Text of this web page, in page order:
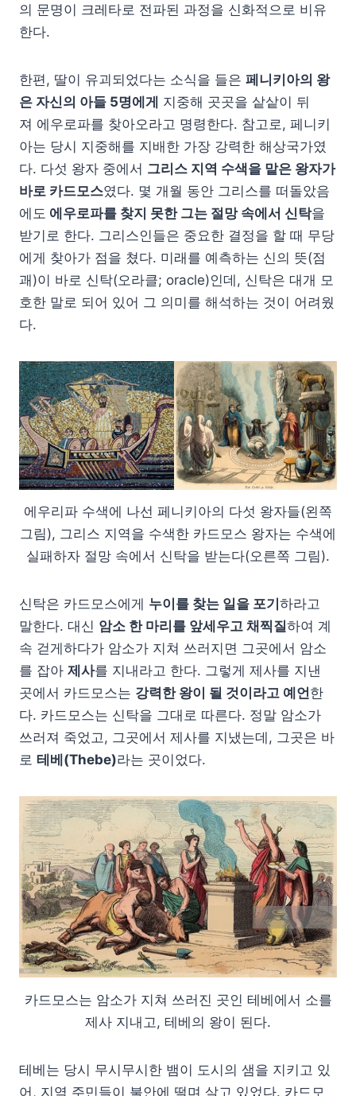
의 문명이 크레타로 전파된 과정을 신화적으로 비유
한다.
한편, 딸이 유괴되었다는 소식을 들은 페니키아의 왕
은 자신의 아들 5명에게 지중해 곳곳을 샅샅이 뒤
져 에우로파를 찾아오라고 명령한다. 참고로, 페니키
아는 당시 지중해를 지배한 가장 강력한 해상국가였
다. 다섯 왕자 중에서 그리스 지역 수색을 맡은 왕자가
바로 카드모스였다. 몇 개월 동안 그리스를 떠돌았음
에도 에우로파를 찾지 못한 그는 절망 속에서 신탁을
받기로 한다. 그리스인들은 중요한 결정을 할 때 무당
에게 찾아가 점을 쳤다. 미래를 예측하는 신의 뜻(점
괘)이 바로 신탁(오라클; oracle)인데, 신탁은 대개 모
호한 말로 되어 있어 그 의미를 해석하는 것이 어려웠
다.
에우리파 수색에 나선 페니키아의 다섯 왕자들(왼쪽
그림), 그리스 지역을 수색한 카드모스 왕자는 수색에
실패하자 절망 속에서 신탁을 받는다(오른쪽 그림).
신탁은 카드모스에게 누이를 찾는 일을 포기 하라고
말한다. 대신 암소 한 마리를 앞세우고 채찍질하여 계
속 걷게하다가 암소가 지쳐 쓰러지면 그곳에서 암소
를 잡아 제사를 지내라고 한다. 그렇게 제사를 지낸
곳에서 카드모스는 강력한 왕이 될 것이라고 예언한
다. 카드모스는 신탁을 그대로 따른다. 정말 암소가
쓰러져 죽었고, 그곳에서 제사를 지냈는데, 그곳은 바
로 테베(Thebe)라는 곳이었다.
카드모스는 암소가 지쳐 쓰러진 곳인 테베에서 소를
제사 지내고, 테베의 왕이 된다.
테베는 당시 무시무시한 뱀이 도시의 샘을 지키고 있
어, 지역 주민들이 불안에 떨며 살고 있었다. 카드모